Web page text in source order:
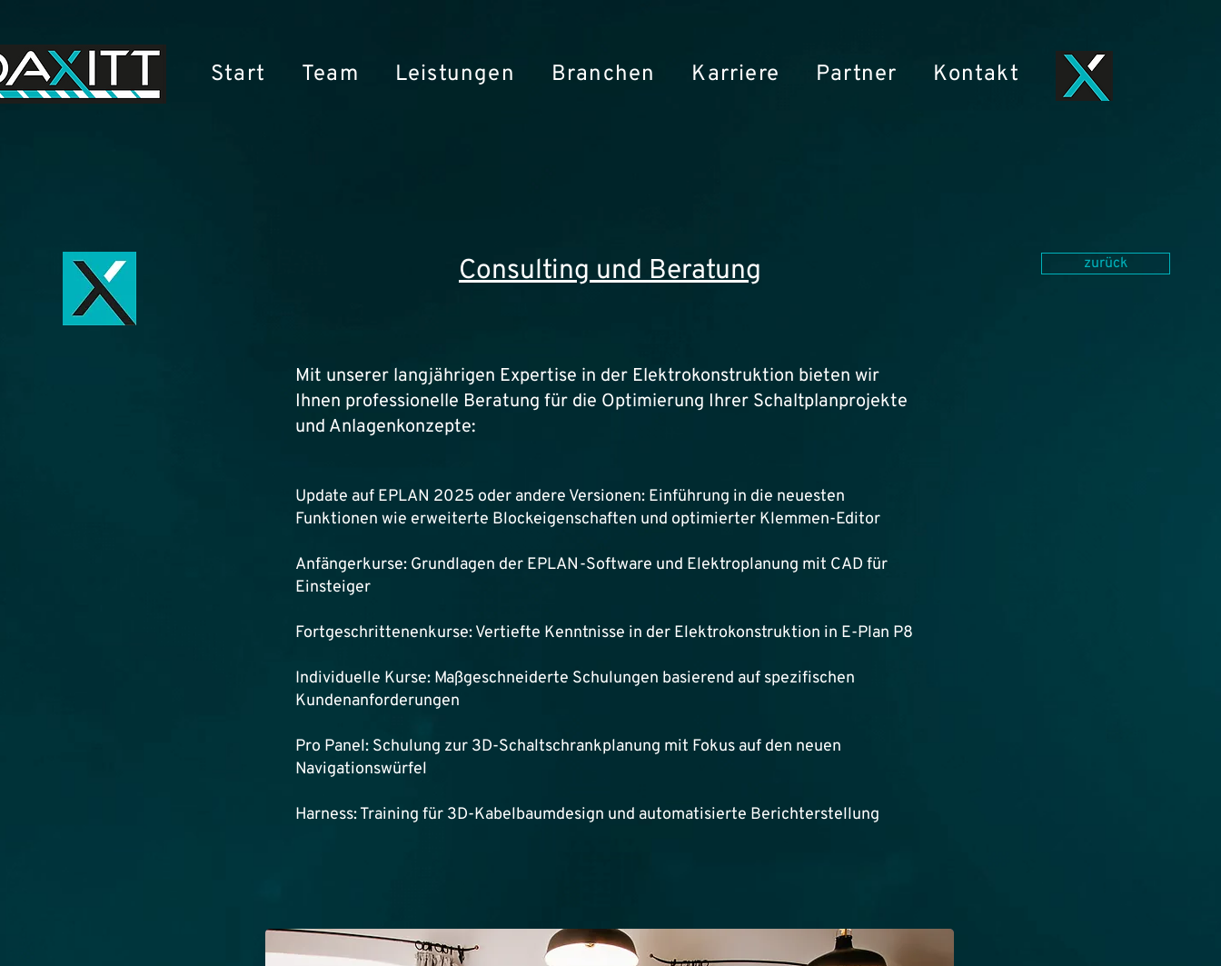
Start Team Leistungen Branchen Karriere Partner Kontakt
Consulting und Beratung
Mit unserer langjährigen Expertise in der Elektrokonstruktion bieten wir
Ihnen professionelle Beratung für die Optimierung Ihrer Schaltplanprojekte
und Anlagenkonzepte:
Update auf EPLAN 2025 oder andere Versionen: Einführung in die neuesten
Funktionen wie erweiterte Blockeigenschaften und optimierter Klemmen-Editor
Anfängerkurse: Grundlagen der EPLAN-Software und Elektroplanung mit CAD für
Einsteiger
Fortgeschrittenenkurse: Vertiefte Kenntnisse in der Elektrokonstruktion in E-Plan P8
Individuelle Kurse: Maßgeschneiderte Schulungen basierend auf spezifischen
Kundenanforderungen
Pro Panel: Schulung zur 3D-Schaltschrankplanung mit Fokus auf den neuen
Navigationswürfel
Harness: Training für 3D-Kabelbaumdesign und automatisierte Berichterstellung
zurück